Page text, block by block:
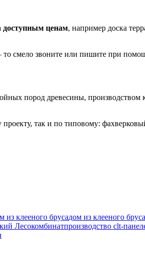
доступным ценам, например доска
смело звоните или пишите при
пород древесины, производством
так и по типовому:
из клееного брусадом из клееного
Лесокомбинатпроизводство clt-